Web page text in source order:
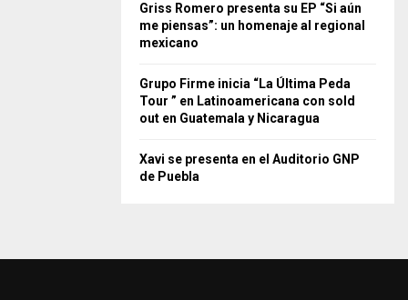
Griss Romero presenta su EP “Si aún
me piensas”: un homenaje al regional
mexicano
Grupo Firme inicia “La Última Peda
Tour ” en Latinoamericana con sold
out en Guatemala y Nicaragua
Xavi se presenta en el Auditorio GNP
de Puebla